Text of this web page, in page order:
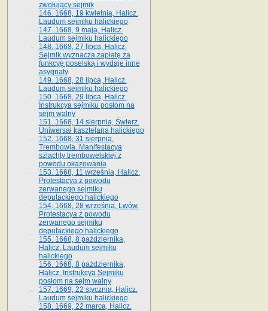
zwołujący sejmik
146. 1668, 19 kwietnia, Halicz.
Laudum sejmiku halickiego
147. 1668, 9 maja, Halicz.
Laudum sejmiku halickiego
148. 1668, 27 lipca, Halicz.
Sejmik wyznacza zapłatę za
funkcyę poselską i wydaje inne
asygnaty
149. 1668, 28 lipca, Halicz.
Laudum sejmiku halickiego
150. 1668, 29 lipca, Halicz.
Instrukcya sejmiku posłom na
sejm walny
151. 1668, 14 sierpnia, Świerz.
Uniwersał kasztelana halickiego
152. 1668, 31 sierpnia,
Trembowla. Manifestacya
szlachty trembowelskiej z
powodu okazowania
153. 1668, 11 września, Halicz.
Protestacya z powodu
zerwanego sejmiku
deputackiego halickiego
154. 1668, 28 września, Lwów.
Protestacya z powodu
zerwanego sejmiku
deputackiego halickiego
155. 1668, 8 października,
Halicz. Laudum sejmiku
halickiego
156. 1668, 8 października,
Halicz. Instrukcya Sejmiku
posłom na sejm walny
157. 1669, 22 stycznia, Halicz.
Laudum sejmiku halickiego
158. 1669, 22 marca, Halicz.